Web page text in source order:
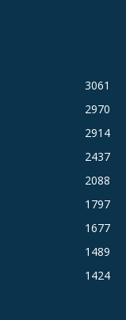
3061
2970
2914
2437
2088
1797
1677
1489
1424